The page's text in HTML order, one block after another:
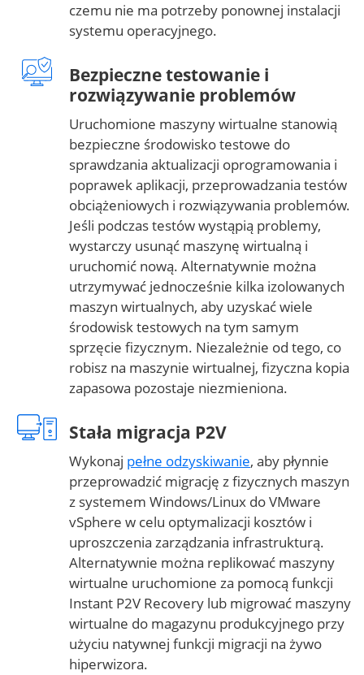
czemu nie ma potrzeby ponownej instalacji
systemu operacyjnego.
Bezpieczne testowanie i
rozwiązywanie problemów
Uruchomione maszyny wirtualne stanowią
bezpieczne środowisko testowe do
sprawdzania aktualizacji oprogramowania i
poprawek aplikacji, przeprowadzania testów
obciążeniowych i rozwiązywania problemów.
Jeśli podczas testów wystąpią problemy,
wystarczy usunąć maszynę wirtualną i
uruchomić nową. Alternatywnie można
utrzymywać jednocześnie kilka izolowanych
maszyn wirtualnych, aby uzyskać wiele
środowisk testowych na tym samym
sprzęcie fizycznym. Niezależnie od tego, co
robisz na maszynie wirtualnej, fizyczna kopia
zapasowa pozostaje niezmieniona.
Stała migracja P2V
Wykonaj pełne odzyskiwanie, aby płynnie
przeprowadzić migrację z fizycznych maszyn
z systemem Windows/Linux do VMware
vSphere w celu optymalizacji kosztów i
uproszczenia zarządzania infrastrukturą.
Alternatywnie można replikować maszyny
wirtualne uruchomione za pomocą funkcji
Instant P2V Recovery lub migrować maszyny
wirtualne do magazynu produkcyjnego przy
użyciu natywnej funkcji migracji na żywo
hiperwizora.